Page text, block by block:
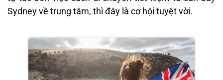
Sydney về trung tâm, thì đây là cơ hội tuyệt vời.